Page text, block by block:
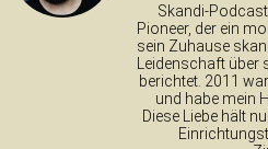
Skandi-
Pioneer, der ein
sein Zuhause
Leidenschaft
berichtet. 2011
und habe mein
Diese Liebe hält